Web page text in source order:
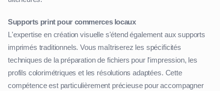
Supports print pour commerces locaux
L'expertise en création visuelle s'étend également aux supports
imprimés traditionnels. Vous maîtriserez les spécificités
techniques de la préparation de fichiers pour l'impression, les
profils colorimétriques et les résolutions adaptées. Cette
compétence est particulièrement précieuse pour accompagner